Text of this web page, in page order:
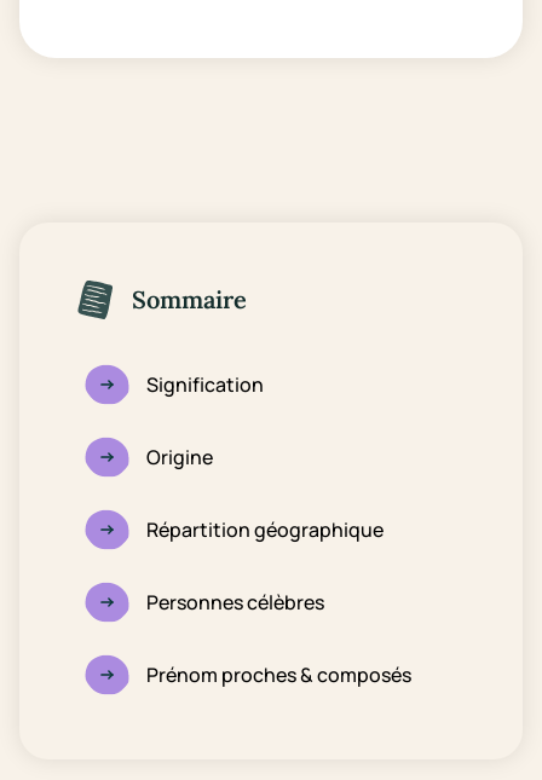
Sommaire
Signification
Origine
Répartition géographique
Personnes célèbres
Prénom proches & composés